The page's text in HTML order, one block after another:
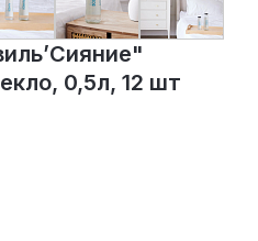
0,5л, 12 шт